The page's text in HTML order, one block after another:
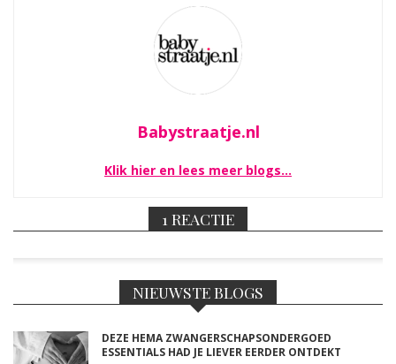
Babystraatje.nl
Klik hier en lees meer blogs…
1 REACTIE
NIEUWSTE BLOGS
DEZE HEMA ZWANGERSCHAPSONDERGOED
ESSENTIALS HAD JE LIEVER EERDER ONTDEKT